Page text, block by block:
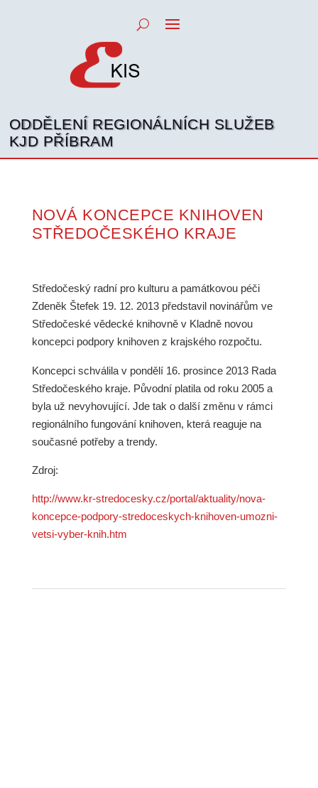
ODDĚLENÍ REGIONÁLNÍCH SLUŽEB
KJD PŘÍBRAM
NOVÁ KONCEPCE KNIHOVEN
STŘEDOČESKÉHO KRAJE
Středočeský radní pro kulturu a památkovou péči
Zdeněk Štefek 19. 12. 2013 představil novinářům ve
Středočeské vědecké knihovně v Kladně novou
koncepci podpory knihoven z krajského rozpočtu.
Koncepci schválila v pondělí 16. prosince 2013 Rada
Středočeského kraje. Původní platila od roku 2005 a
byla už nevyhovující. Jde tak o další změnu v rámci
regionálního fungování knihoven, která reaguje na
současné potřeby a trendy.
Zdroj:
http://www.kr-stredocesky.cz/portal/aktuality/nova-
koncepce-podpory-stredoceskych-knihoven-umozni-
vetsi-vyber-knih.htm